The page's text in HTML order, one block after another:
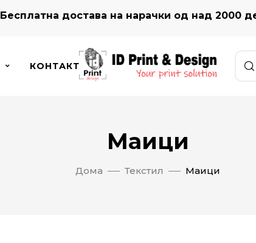
Бесплатна достава на нарачки од над 2000
КОНТАКТ
Маици
Дома Текстил Маици